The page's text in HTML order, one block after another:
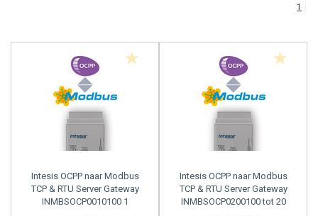
PRESET TELLERS
UREN TELLERS
MULTIFUNCTIONELE TELLERS
MODBUS GATEWAYS
DALI GATEWAYS
AIR TO WATER GATEWAYS
ADVANTECH
1
IntesisOCPP naar Modbus
TCP & RTU Server Gateway
INMBSOCP0010100 1
IntesisOCPP naar Modbus
TCP & RTU Server Gateway
INMBSOCP0200100 tot 20